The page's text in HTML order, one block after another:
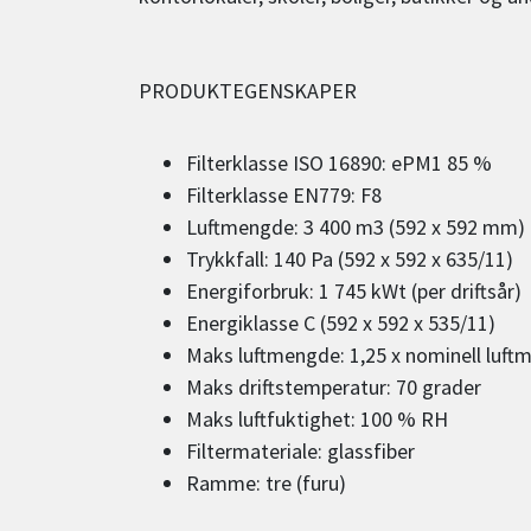
PRODUKTEGENSKAPER
Filterklasse ISO 16890: ePM1 85 %
Filterklasse EN779: F8
Luftmengde: 3 400 m3 (592 x 592 mm)
Trykkfall: 140 Pa (592 x 592 x 635/11)
Energiforbruk: 1 745 kWt (per driftsår)
Energiklasse C (592 x 592 x 535/11)
Maks luftmengde: 1,25 x nominell
Maks driftstemperatur: 70 grader
Maks luftfuktighet: 100 % RH
Filtermateriale: glassfiber
Ramme: tre (furu)